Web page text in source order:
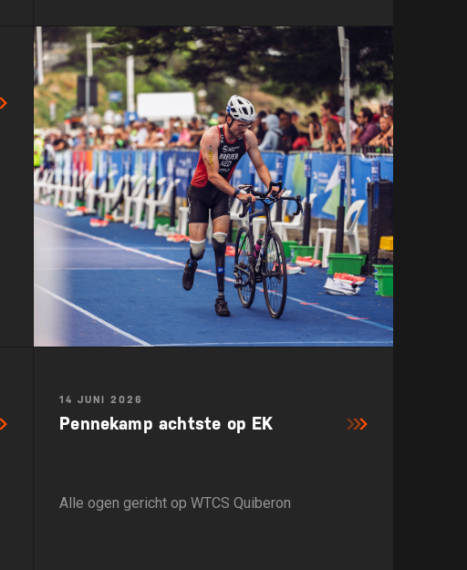
14 JUNI 2026
Pennekamp achtste op EK
Alle ogen gericht op WTCS Quiberon